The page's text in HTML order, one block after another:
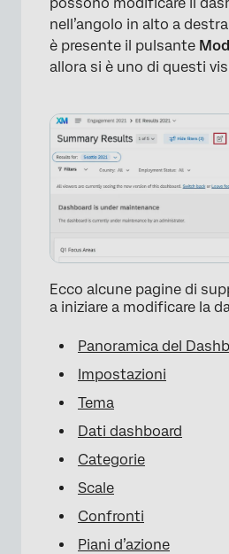
nell’angolo in alto a
è presente il pulsante
allora si è uno di questi
Ecco alcune pagine di
a iniziare a modificare la
Panoramica del
Impostazioni
Tema
Dati dashboard
Categorie
Scale
Confronti
Piani d’azione